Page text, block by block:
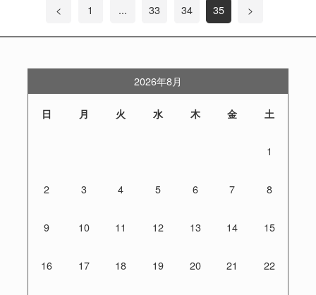
< 1 ... 33 34 35 >
2026年8月
日 月 火 水 木 金 土
1
2 3 4 5 6 7 8
9 10 11 12 13 14 15
16 17 18 19 20 21 22